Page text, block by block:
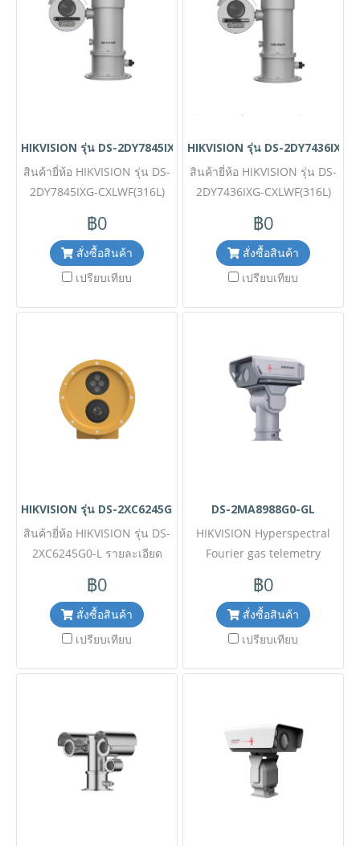
จากอะลูมิเนียมอัลลอย (ADC)
คุณภาพสูงที่ให้น้ำหนักเบาแต่
แข็งแกร่งทนทาน ผ่านการ
รับรองมาตรฐานความปลอดภัย
ติดไฟหรือระเบิด เช่น โรงงาน
เคมีภัณฑ์ โกดังเก็บวัตถุไวไฟ
และคลังน้ำมัน ✅ ขอราคา
ติดต่อ Mobile : 063-879-9917
Line ID @aimonline
เลสสตีล 316L (Stainless
Steel 316L) ที่ทนทานต่อการ
กัดกร่อนขั้นสูงสุด ผ่าน
มาตรฐานความปลอดภัยระดับ
มาเพื่อการเฝ้าระวังและรักษา
อันตราย เช่น อุตสาหกรรม
ปิโตรเคมี แท่นขุดเจาะน้ำมัน
และสภาพแวดล้อมทางทะเลได้
พิเศษสำหรับงานโครงการ
ติดต่อ Mobile : 063-879-9917
Line ID @aimonline
HIKVISION รุ่น DS-2DY7845IXG-CXLWF(316L)
สินค้ายี่ห้อ HIKVISION รุ่น DS-
2DY7845IXG-CXLWF(316L)
แบบป้องกันการกัดกร่อน (Anti-
Corrosion Network PTZ
Camera) ความละเอียดคมชัด
ที่ยกระดับการเฝ้าระวังระยะ
สตีล 316L สุดแกร่งที่ทนทานต่อ
สารเคมีและสภาพแวดล้อมทาง
ทะเล ผสานเทคโนโลยีจับภาพ
ในที่แสงน้อยและที่ปัดน้ำฝน
ID @aimonline
฿0
สั่งซื้อสินค้า
เปรียบเทียบ
HIKVISION รุ่น DS-2DY7436IXG-
สินค้ายี่ห้อ HIKVISION รุ่น DS-
2DY7436IXG-CXLWF(316L)
วงจรปิด PTZ เครือข่ายแบบ
ป้องกันการกัดกร่อน (Anti-
Corrosion Network PTZ
พิกเซล ที่มาพร้อมพลังซูมออปติ
นเลสสตีล 316L สุดแกร่ง
ทนทานต่อสารเคมีและไอทะเล
ผสานเทคโนโลยีมองเห็นภาพ
คมชัดในที่แสงน้อยพร้อมที่ปัด
น้ำฝน (Wiper) ในตัว เหมาะ
ราคาพิเศษสำหรับงานโครงการ
ติดต่อ Mobile : 063-879-9917
Line ID @aimonline
฿0
สั่งซื้อสินค้า
เปรียบเทียบ
HIKVISION รุ่น DS-2XC6245G0-L
สินค้ายี่ห้อ HIKVISION รุ่น DS-
2XC6245G0-L รายละเอียด
ใต้น้ำ (Underwater Network
Camera) ความละเอียด 4 ล้าน
พิกเซล ที่มาพร้อมโครงสร้างส
ทนทานต่อการกัดกร่อนและแรง
และไฟ White Light ในตัวเพื่อ
การบันทึกภาพที่คมชัดในสภาพ
ใต้น้ำที่แสงน้อย เหมาะสำหรับ
งานตรวจสอบระบบชลประทาน
฿0
สั่งซื้อสินค้า
เปรียบเทียบ
DS-2MA8988G0-GL
HIKVISION Hyperspectral
Fourier gas telemetry
Camera Model: DS-
2MA8988G0-GL ขอราคาพิเศษ
สำหรับงานโครงการติดต่อฝ่าย
ฝ่ายขายโทร: 063-879-9917 (
ราคาอาจมีการเปลี่ยนแปลง
ตามอัตราแลกเปลี่ยน โดยไม่
แจ้งให้ทราบล่วงหน้า) เช็ค
สต๊อกสินค้าก่อนสั่งซื้อ
฿0
สั่งซื้อสินค้า
เปรียบเทียบ